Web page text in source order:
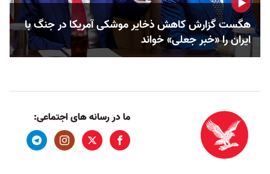
هگست گزارش کاهش ذخایر موشکی آمریکا در جنگ با
ایران را «خبر جعلی» خواند
ما در رسانه های اجتماعی: